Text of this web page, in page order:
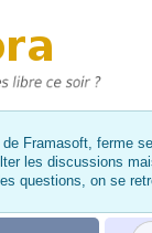
Framasoft, ferme
les discussions
questions, on se